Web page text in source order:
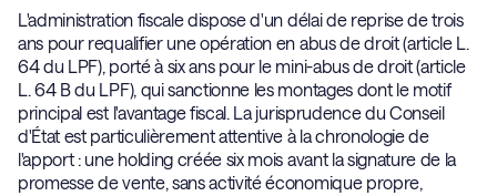
L'administration fiscale dispose d'un délai de reprise de trois
ans pour requalifier une opération en abus de droit (article L.
64 du LPF), porté à six ans pour le mini-abus de droit (article
L. 64 B du LPF), qui sanctionne les montages dont le motif
principal est l'avantage fiscal. La jurisprudence du Conseil
d'État est particulièrement attentive à la chronologie de
l'apport : une holding créée six mois avant la signature de la
promesse de vente, sans activité économique propre,